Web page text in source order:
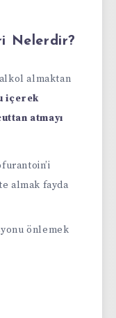
Nelerdir?
almaktan
içerek
atmayı
almak fayda
önlemek